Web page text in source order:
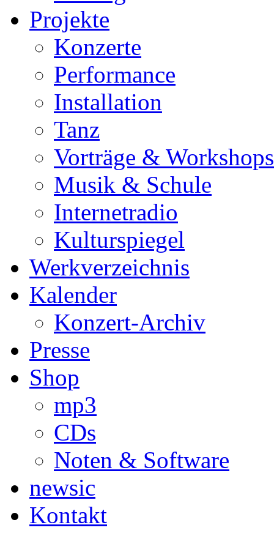
Projekte
Konzerte
Performance
Installation
Tanz
Vorträge & Workshops
Musik & Schule
Internetradio
Kulturspiegel
Werkverzeichnis
Kalender
Konzert-Archiv
Presse
Shop
mp3
CDs
Noten & Software
newsic
Kontakt